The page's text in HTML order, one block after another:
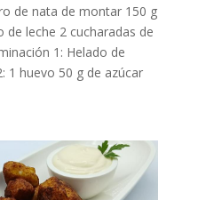
de nata de montar 150 g
leche 2 cucharadas de
1: Helado de
1 huevo 50 g de azúcar